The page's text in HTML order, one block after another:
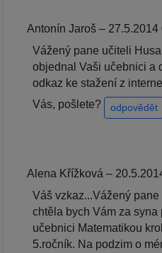
Antonín Jaroš – 27.5.2014
Vážený pane učiteli
objednal Vaši učebnici a
odkaz ke stažení z
Vás, pošlete?
odpovědět
Alena Křížková –
Váš vzkaz...Vážený
chtěla bych Vám za syna
učebnici Matematikou
5.ročník. Na podzim o